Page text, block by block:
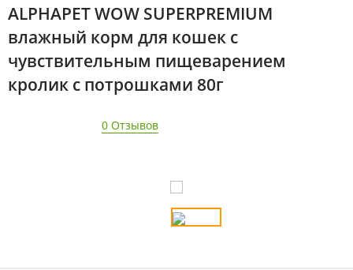
ALPHAPET WOW SUPERPREMIUM
влажный корм для кошек с
чувствительным пищеварением
кролик с потрошками 80г
0 Отзывов